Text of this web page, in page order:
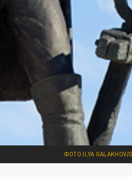
ФОТО:ILYA GALAKHOV/